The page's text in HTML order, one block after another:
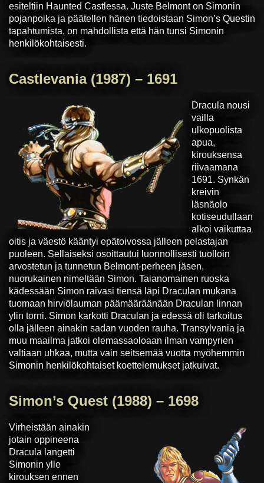
esiteltiin Haunted Castlessa. Juste Belmont on Simonin
pojanpoika ja päätellen hänen tiedoistaan Simon’s Questin
tapahtumista, on mahdollista että hän tunsi Simonin
henkilökohtaisesti.
Castlevania (1987) – 1691
Dracula nousi
vailla
ulkopuolista
apua,
kirouksensa
riivaamana
1691. Synkän
kreivin
läsnäolo
kotiseudullaan
alkoi vaikuttaa
oitis ja väestö kääntyi epätoivossa jälleen pelastajan
puoleen. Sellaiseksi osoittautui luonnollisesti tuolloin
arvostetun ja tunnetun Belmont-perheen jäsen,
nuorukainen nimeltään Simon. Taianomainen ruoska
kädessään Simon raivasi tiensä läpi Draculan mukana
tuomaan hirviölauman päämääräänään Draculan linnan
ylin torni. Simon karkotti Draculan ja edessä oli tarkoitus
olla jälleen ainakin sadan vuoden rauha. Transylvania ja
muu maailma jatkoi olemassaoloaan ilman vampyrien
valtiaan uhkaa, mutta vain seitsemää vuotta myöhemmin
Simonin henkilökohtaiset koettelemukset jatkuivat.
Simon’s Quest (1988) – 1698
Virheistään ainakin
jotain oppineena
Dracula langetti
Simonin ylle
kirouksen ennen